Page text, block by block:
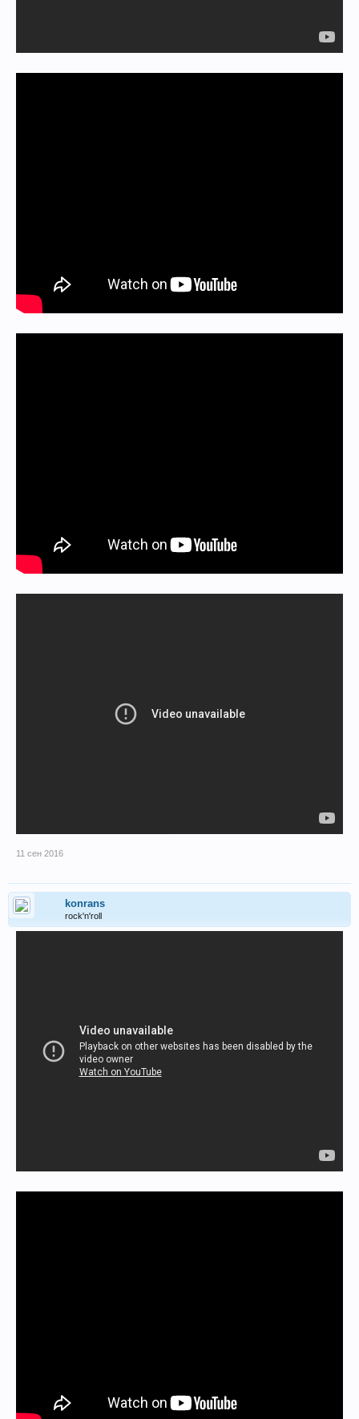
11 сен 2016
konrans
rock'n'roll